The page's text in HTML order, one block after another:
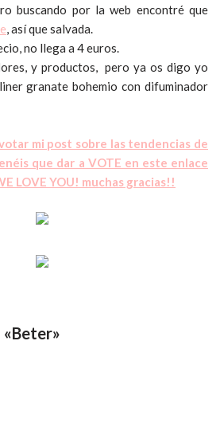
buscando por la web encontré que
, así que salvada.
no llega a 4 euros.
y productos, pero ya os digo yo
granate bohemio con difuminador
mi post sobre las tendencias de
que dar a VOTE en este enlace
LOVE YOU! muchas gracias!!